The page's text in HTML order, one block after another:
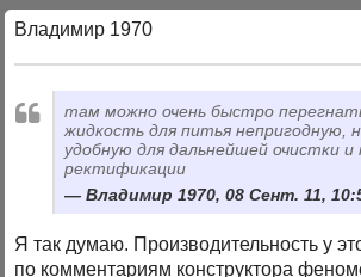
Владимир 1970
там можно очень быстро
жидкость для питья непригодную,
удобную для дальнейшей очистки и
ректификации
Владимир 1970, 08 Сент. 11,
Я так думаю. Производительность у
по комментариям конструктора